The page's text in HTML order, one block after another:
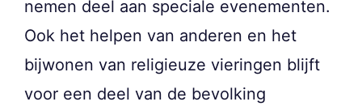
nemen deel aan speciale evenementen.
Ook het helpen van anderen en het
bijwonen van religieuze vieringen blijft
voor een deel van de bevolking